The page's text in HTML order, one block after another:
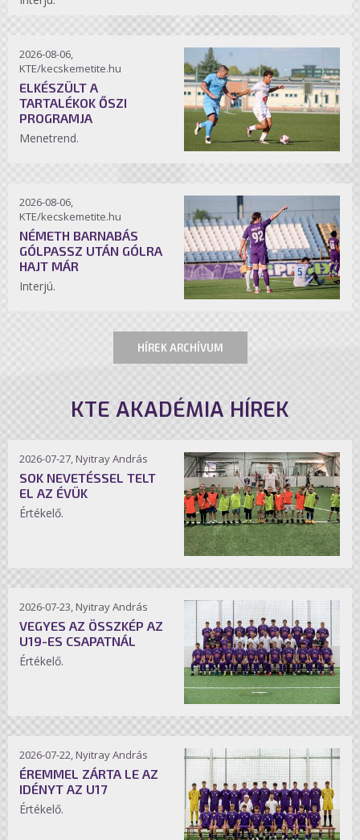
2026-08-06,
KTE/kecskemetite.hu
ELKÉSZÜLT A
TARTALÉKOK ŐSZI
PROGRAMJA
Menetrend.
2026-08-06,
KTE/kecskemetite.hu
NÉMETH BARNABÁS
GÓLPASSZ UTÁN GÓLRA
HAJT MÁR
Interjú.
HÍREK ARCHÍVUM
KTE AKADÉMIA HÍREK
2026-07-27, Nyitray András
SOK NEVETÉSSEL TELT
EL AZ ÉVÜK
Értékelő.
2026-07-23, Nyitray András
VEGYES AZ ÖSSZKÉP AZ
U19-ES CSAPATNÁL
Értékelő.
2026-07-22, Nyitray András
ÉREMMEL ZÁRTA LE AZ
IDÉNYT AZ U17
Értékelő.